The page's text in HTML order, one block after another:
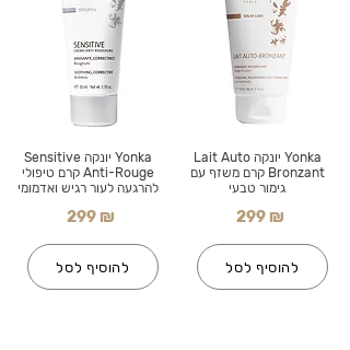
Yonka יונקה Sensitive
Anti-Rouge קרם טיפולי
להרגעה לעור רגיש ואדמומי
299 ₪
להוסיף לסל
Yonka יונקה Lait Auto
Bronzant קרם משזף עם
גימור טבעי
299 ₪
להוסיף לסל